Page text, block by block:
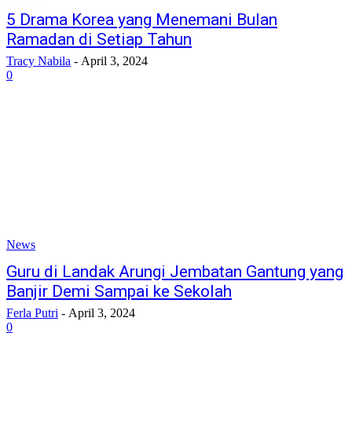
5 Drama Korea yang Menemani Bulan
Ramadan di Setiap Tahun
Tracy Nabila - April 3, 2024
0
News
Guru di Landak Arungi Jembatan Gantung yang
Banjir Demi Sampai ke Sekolah
Ferla Putri - April 3, 2024
0